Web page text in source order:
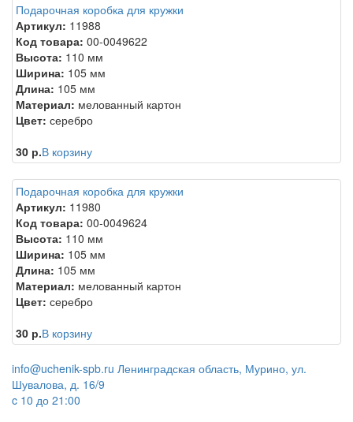
Подарочная коробка для кружки
Артикул: 11988
Код товара: 00-0049622
Высота: 110 мм
Ширина: 105 мм
Длина: 105 мм
Материал: мелованный картон
Цвет: серебро
30 р.В корзину
Подарочная коробка для кружки
Артикул: 11980
Код товара: 00-0049624
Высота: 110 мм
Ширина: 105 мм
Длина: 105 мм
Материал: мелованный картон
Цвет: серебро
30 р.В корзину
info@uchenik-spb.ru Ленинградская область, Мурино, ул.
Шувалова, д. 16/9
c 10 до 21:00